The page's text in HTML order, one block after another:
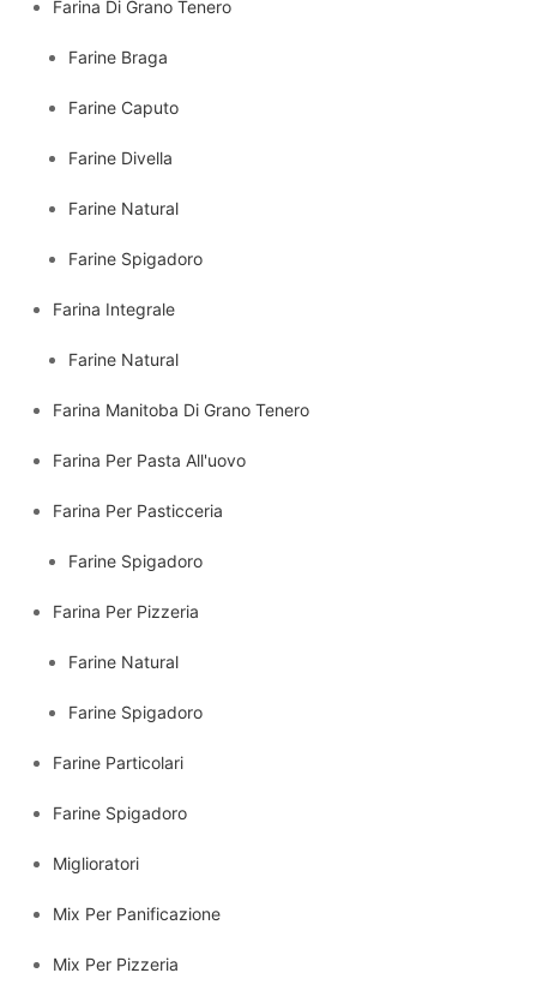
Farina Di Grano Tenero
Farine Braga
Farine Caputo
Farine Divella
Farine Natural
Farine Spigadoro
Farina Integrale
Farine Natural
Farina Manitoba Di Grano Tenero
Farina Per Pasta All'uovo
Farina Per Pasticceria
Farine Spigadoro
Farina Per Pizzeria
Farine Natural
Farine Spigadoro
Farine Particolari
Farine Spigadoro
Miglioratori
Mix Per Panificazione
Mix Per Pizzeria